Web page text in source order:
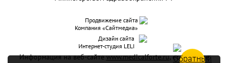
Продвижение сайта
Компания «Сайтмедиа»
Дизайн сайта
Интернет-студия LELI
Информация на веб-сайтеwww.medicalforte.ru, если это не